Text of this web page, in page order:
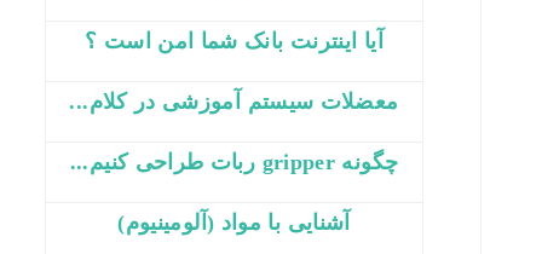
آیا اینترنت بانک شما امن است ؟
معضلات سیستم آموزشی در کلام...
چگونه gripper ربات طراحی کنیم...
آشنایی با مواد (آلومینیوم)